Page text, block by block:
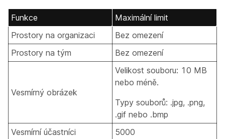
Funkce
Maximální limit
Prostory na organizaci
Bez omezení
Prostory na tým
Bez omezení
Vesmírný obrázek
Velikost souboru: 10 MB
nebo méně.
Typy souborů: .jpg, .png,
.gif nebo .bmp
Vesmírní účastníci
5000